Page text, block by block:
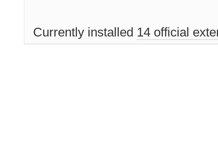
Currently installed 14 official